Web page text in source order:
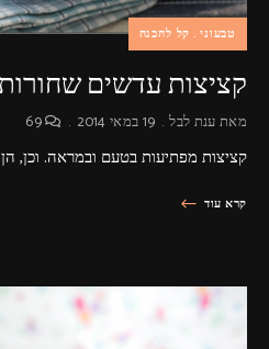
טבעוני קל להכנה
קציצות עדשים
מאתענת לבל 19 במאי 2014 69
קציצות מפתיעות בטעם ובמראה. וכן, הן
קרא עוד